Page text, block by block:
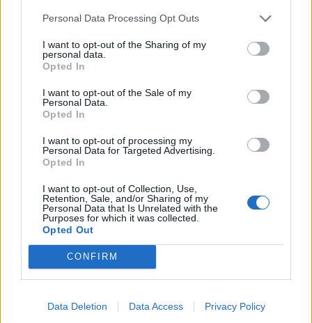
Personal Data Processing Opt Outs
I want to opt-out of the Sharing of my
personal data.
Opted In
I want to opt-out of the Sale of my
Personal Data.
Opted In
I want to opt-out of processing my
Personal Data for Targeted Advertising.
Opted In
I want to opt-out of Collection, Use,
Retention, Sale, and/or Sharing of my
Personal Data that Is Unrelated with the
Purposes for which it was collected.
Opted Out
CONFIRM
Data Deletion Data Access Privacy Policy
SHOWBIZ
Γιώργος Παράσχος: Το χαμόγελο
δύναμης μέσα από το νοσοκομείο –
«Πάμε για νέα θεραπεία»
SHOWBIZ
Μπεκατώρου! Με το απόλυτο λευκό
σύνολο και ψάθινο καπέλο στη
Σαρδηνία